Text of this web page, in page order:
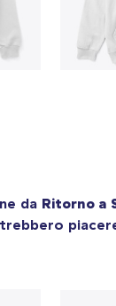
da Ritorno a